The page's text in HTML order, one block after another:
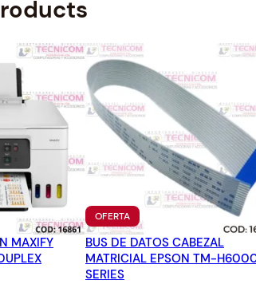
MAXIFY
OFERTAPRODUCTO
EN
OFERTA
BUS DE DATOS CABEZAL
MATRICIAL EPSON TM-
SERIES